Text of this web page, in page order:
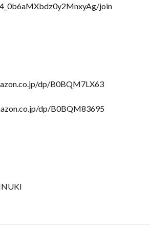
join
dp/B0BQM7LX63
dp/B0BQM83695